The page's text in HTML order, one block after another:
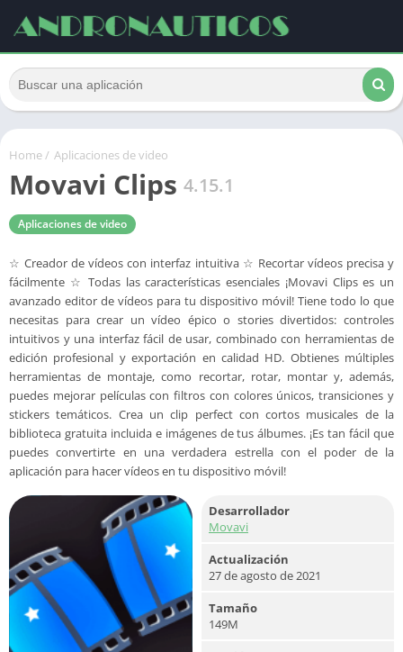
Home/ Aplicaciones de video
Movavi Clips 4.15.1
Aplicaciones de video
☆ Creador de vídeos con interfaz intuitiva ☆ Recortar vídeos precisa y
fácilmente ☆ Todas las características esenciales ¡Movavi Clips es un
avanzado editor de vídeos para tu dispositivo móvil! Tiene todo lo que
necesitas para crear un vídeo épico o stories divertidos: controles
intuitivos y una interfaz fácil de usar, combinado con herramientas de
edición profesional y exportación en calidad HD. Obtienes múltiples
herramientas de montaje, como recortar, rotar, montar y, además,
puedes mejorar películas con filtros con colores únicos, transiciones y
stickers temáticos. Crea un clip perfect con cortos musicales de la
biblioteca gratuita incluida e imágenes de tus álbumes. ¡Es tan fácil que
puedes convertirte en una verdadera estrella con el poder de la
aplicación para hacer vídeos en tu dispositivo móvil!
Desarrollador
Movavi
Actualización
27 de agosto de 2021
Tamaño
149M